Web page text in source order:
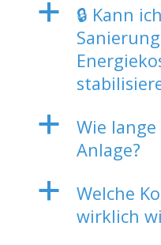
a
🔒 Kann
a
Wie
Anlage?
a
Welche
wirklich